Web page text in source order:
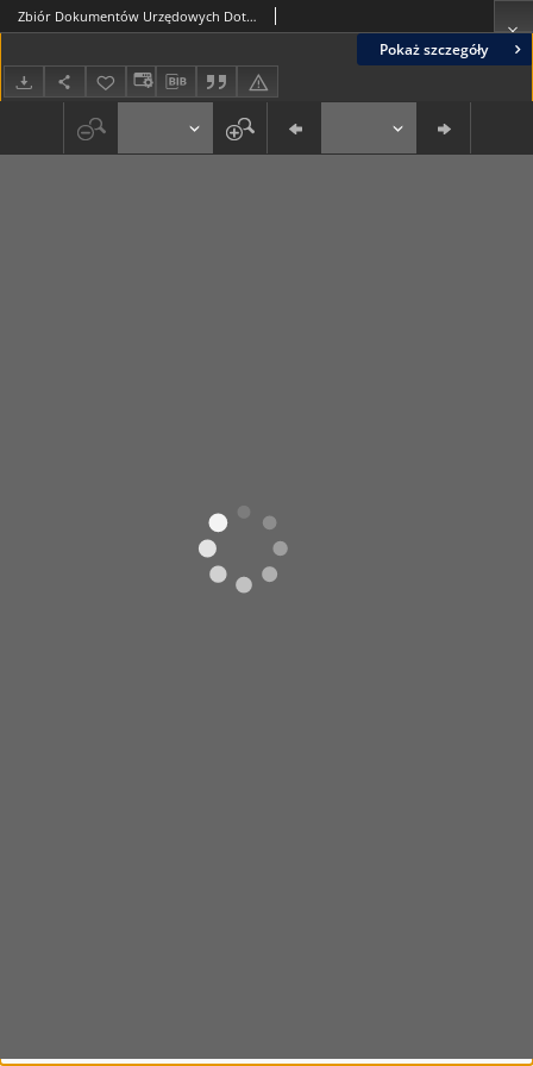
Pokaż szczegóły
Zbiór Dokumentów Urzędowych Dotyczących Stosunku Wolnego Miasta Gdańska do Rzeczypospolitej Polskiej, Cz.6, 1930